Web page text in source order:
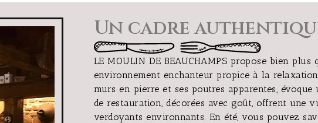
Un cadre
LE MOULIN DE BEAUCHAMPS propose bien
environnement enchanteur propice à la
murs en pierre et ses poutres apparentes,
de restauration, décorées avec goût, offrent une
verdoyants environnants. En été, vous pouvez